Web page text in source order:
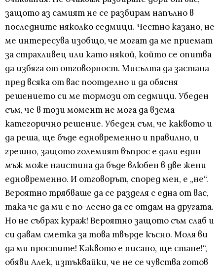
защото аз самият не се разбирам напълно в
последните няколко седмици. Честно казано, не
ме интересува изобщо, че могат да ме приемат
за страхливец или като някой, който се опитва
да избяга от отговорност. Мисълта да застана
пред всяка от вас поотделно и да обясня
решението си ме тормози от седмици. Убеден
съм, че в този момент не мога да взема
категорично решение. Убеден съм, че каквото и
да реша, ще бъде едновременно и правилно, и
грешно, защото големият въпрос е дали един
мъж може наистина да бъде влюбен в две жени
едновременно. И отговорът, според мен, е „не“.
Вероятно трябваше да се разделя с една от вас,
така че да ми е по-лесно да се отдам на другата.
Но не събрах кураж! Вероятно защото съм слаб и
си давам сметка за това твърде късно. Моля ви
да ми простите! Каквото е писано, ще стане!“,
обяви Алек, изтъквайки, че не се чувства готов